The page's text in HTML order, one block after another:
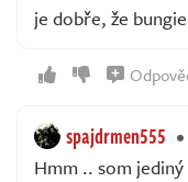
je dobře, že
spajdrmen555
Hmm .. som